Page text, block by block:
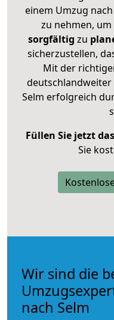
einem Umzug
zu nehmen,
sorgfältig zu
sicherzustellen,
Mit der
Selm erfolgreich
Füllen Sie jetzt
Sie
Wir sind die
nach Selm